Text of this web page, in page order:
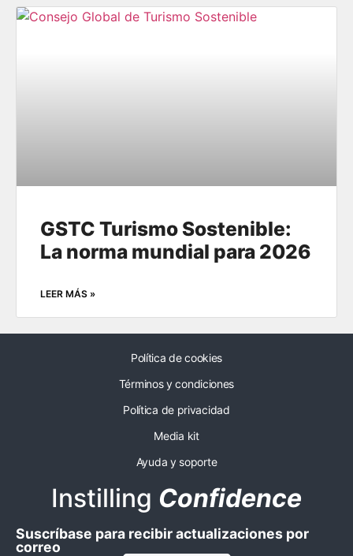
GSTC Turismo Sostenible:
La norma mundial para 2026
LEER MÁS »
Política de cookies
Términos y condiciones
Política de privacidad
Media kit
Ayuda y soporte
Instilling Confidence
Suscríbase para recibir actualizaciones por
correo